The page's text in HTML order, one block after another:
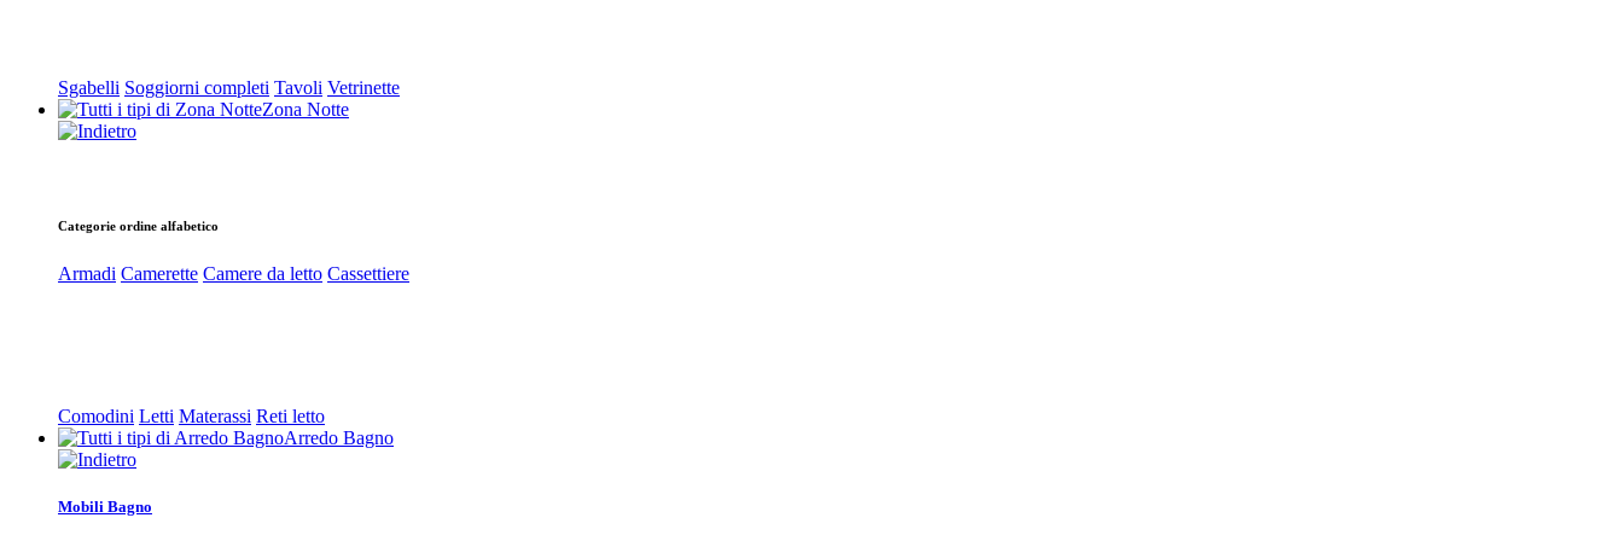
Sgabelli Soggiorni completi Tavoli Vetrinette
Zona Notte
Categorie ordine alfabetico
Armadi Camerette Camere da letto Cassettiere
Comodini Letti Materassi Reti letto
Arredo Bagno
Mobili Bagno